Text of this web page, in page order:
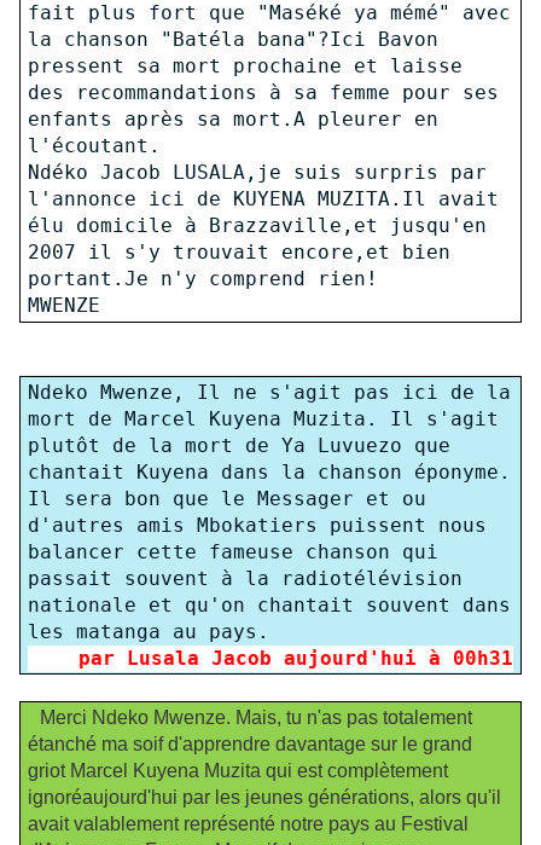
fait plus fort que "Maséké ya mémé" avec
la chanson "Batéla bana"?Ici Bavon
pressent sa mort prochaine et laisse
des recommandations à sa femme pour ses
enfants après sa mort.A pleurer en
l'écoutant.
Ndéko Jacob LUSALA,je suis surpris par
l'annonce ici de KUYENA MUZITA.Il avait
élu domicile à Brazzaville,et jusqu'en
2007 il s'y trouvait encore,et bien
portant.Je n'y comprend rien!
MWENZE
Ndeko Mwenze, Il ne s'agit pas ici de la
mort de Marcel Kuyena Muzita. Il s'agit
plutôt de la mort de Ya Luvuezo que
chantait Kuyena dans la chanson éponyme.
Il sera bon que le Messager et ou
d'autres amis Mbokatiers puissent nous
balancer cette fameuse chanson qui
passait souvent à la radiotélévision
nationale et qu'on chantait souvent dans
les matanga au pays.
par Lusala Jacob aujourd'hui à 00h31
Merci Ndeko Mwenze. Mais, tu n'as pas totalement
étanché ma soif d'apprendre davantage sur le grand
griot Marcel Kuyena Muzita qui est complètement
ignoréaujourd'hui par les jeunes générations, alors qu'il
avait valablement représenté notre pays au Festival